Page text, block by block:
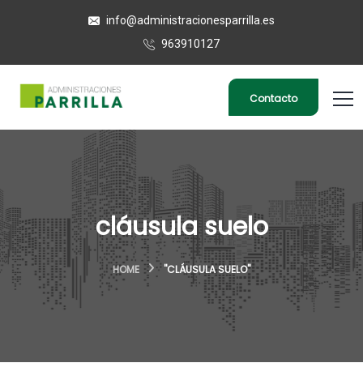
info@administracionesparrilla.es
963910127
Contacto
cláusula suelo
HOME "CLÁUSULA SUELO"